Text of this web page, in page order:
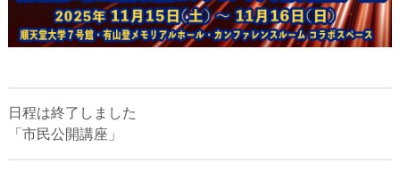
日程は終了しました
「市民公開講座」